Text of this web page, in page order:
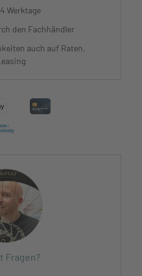
Werktage
den Fachhändler
auch auf Raten,
Fragen?